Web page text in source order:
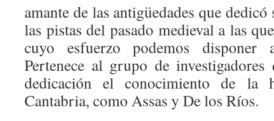
amante de las antigüedades que
las pistas del pasado medieval a las
cuyo esfuerzo podemos disponer
Pertenece al grupo de
dedicación el conocimiento de la
Cantabria, como Assas y De los Ríos.